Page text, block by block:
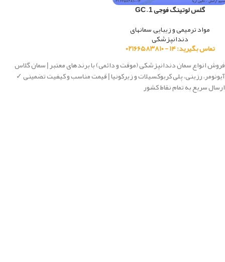
گلس لوتینگ فوجی 1 – GC
مواد ترمیمی و زیبایی,سمانهای
دندانپزشکی
تماس بگیرید: ۱۴ - ۰۲۱۶۶۵۸۳۸۱۰
فروش انواع سمان دندانپزشکی (موقت و دائمی) با برندهای معتبر | سمان گلاس
آیونومر، رزینی، پلی کربوکسیلات و زیرکونیا | قیمت مناسب و کیفیت تضمینی ✓
ارسال سریع به تمام نقاط کشور